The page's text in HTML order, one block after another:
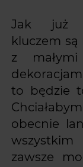
Jak już
kluczem są
z małymi
to będzie
obecnie
zawsze